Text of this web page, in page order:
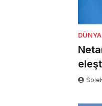
DÜNYA